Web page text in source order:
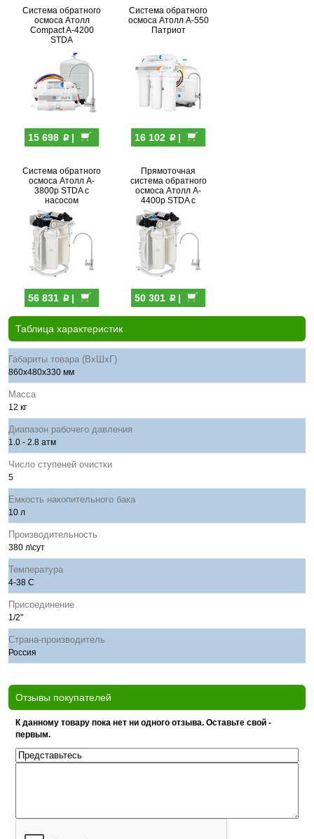
Система обратного
осмоса Атолл
Compact A-4200
STDA
15 698 p|
Система обратного
осмоса Атолл A-550
Патриот
16 102 p|
Система обратного
осмоса Атолл A-
3800p STDA с
насосом
56 831 p|
Прямоточная
система обратного
осмоса Атолл A-
4400p STDA с
насосом
50 301 p|
Таблица характеристик
Габариты товара (ВхШхГ)
860х480х330 мм
Масса
12 кг
Диапазон рабочего давления
1.0 - 2.8 атм
Число ступеней очистки
5
Емкость накопительного бака
10 л
Производительность
380 л\сут
Температура
4-38 С
Присоединение
1/2"
Страна-производитель
Россия
Отзывы покупателей
К данному товару пока нет ни одного отзыва. Оставьте свой -
первым.